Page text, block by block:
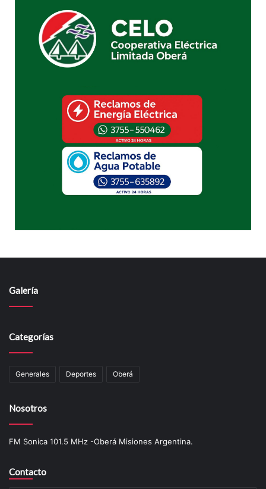
Galería
Categorías
Generales Deportes Oberá
Nosotros
FM Sonica 101.5 MHz -Oberá Misiones Argentina.
Contacto